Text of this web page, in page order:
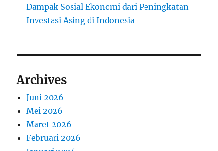
Dampak Sosial Ekonomi dari Peningkatan
Investasi Asing di Indonesia
Archives
Juni 2026
Mei 2026
Maret 2026
Februari 2026